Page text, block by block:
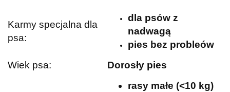
Karmy specjalna dla
psa:
dla psów z
nadwagą
pies bez probleów
Wiek psa:
Dorosły pies
rasy małe (<10 kg)